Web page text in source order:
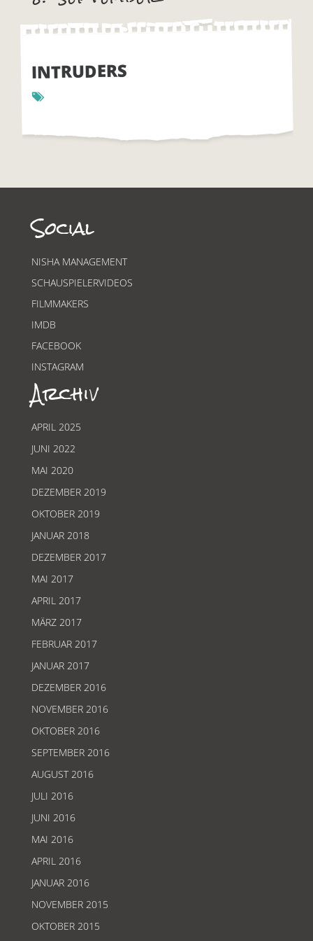
INTRUDERS
Social
NISHA MANAGEMENT
SCHAUSPIELERVIDEOS
FILMMAKERS
IMDB
FACEBOOK
INSTAGRAM
Archiv
APRIL 2025
JUNI 2022
MAI 2020
DEZEMBER 2019
OKTOBER 2019
JANUAR 2018
DEZEMBER 2017
MAI 2017
APRIL 2017
MÄRZ 2017
FEBRUAR 2017
JANUAR 2017
DEZEMBER 2016
NOVEMBER 2016
OKTOBER 2016
SEPTEMBER 2016
AUGUST 2016
JULI 2016
JUNI 2016
MAI 2016
APRIL 2016
JANUAR 2016
NOVEMBER 2015
OKTOBER 2015